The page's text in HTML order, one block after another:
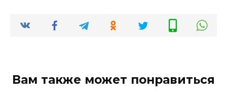
Вам также может понравиться